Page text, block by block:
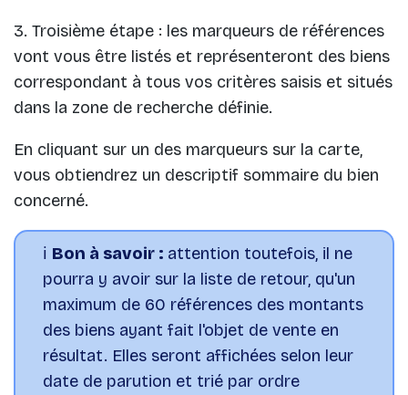
3. Troisième étape : les marqueurs de références
vont vous être listés et représenteront des biens
correspondant à tous vos critères saisis et situés
dans la zone de recherche définie.
En cliquant sur un des marqueurs sur la carte,
vous obtiendrez un descriptif sommaire du bien
concerné.
ℹ️ Bon à savoir : attention toutefois, il ne
pourra y avoir sur la liste de retour, qu'un
maximum de 60 références des montants
des biens ayant fait l'objet de vente en
résultat. Elles seront affichées selon leur
date de parution et trié par ordre